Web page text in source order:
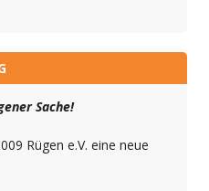
Sache!
Rügen e.V. eine neue